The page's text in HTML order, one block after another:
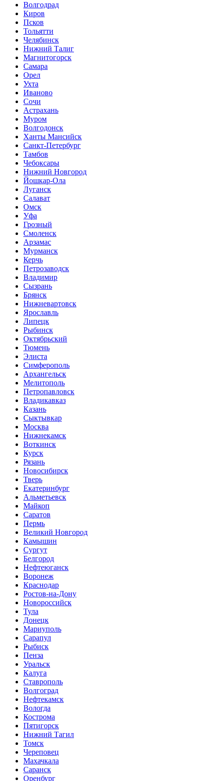
Волгодрад
Киров
Псков
Тольятти
Челябинск
Нижний Талиг
Магнитогорск
Самара
Орел
Ухта
Иваново
Сочи
Астрахань
Муром
Волгодонск
Ханты Мансийск
Санкт-Петербург
Тамбов
Чебоксары
Нижний Новгород
Йошкар-Ола
Луганск
Салават
Омск
Уфа
Грозный
Смоленск
Арзамас
Мурманск
Керчь
Петрозаводск
Владимир
Сызрань
Брянск
Нижневартовск
Ярославль
Липецк
Рыбинск
Октябрьский
Тюмень
Элиста
Симферополь
Архангельск
Мелитополь
Петропавловск
Владикавказ
Казань
Сыктывкар
Москва
Нижнекамск
Воткинск
Курск
Рязань
Новосибирск
Тверь
Екатеринбург
Альметьевск
Майкоп
Саратов
Пермь
Великий Новгород
Камышин
Сургут
Белгород
Нефтеюганск
Воронеж
Краснодар
Ростов-на-Дону
Новороссийск
Тула
Донецк
Мариуполь
Сарапул
Рыбиск
Пенза
Уральск
Калуга
Ставрополь
Волгоград
Нефтекамск
Вологда
Кострома
Пятигорск
Нижний Тагил
Томск
Череповец
Махачкала
Саранск
Оренбург